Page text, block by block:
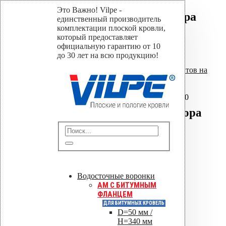
Это Важно! Vilpe -
единственный производитель
комплектации плоской кровли,
который предоставляет
официальную гарантию от 10
до 30 лет на всю продукцию!
Водосточные воронки
AM C БИТУМНЫМ
ФЛАНЦЕМ
ДЛЯ БИТУМНЫХ КРОВЕЛЬ
D=50 мм /
H=340 мм
Уплотнитель парозатвора
HT-110
Home
Магазин
Уплотнители проходных элементов на
плоских кровлях,Уплотнители
парозатвора
Уплотнитель парозатвора HT-110
Уплотнитель парозатвора
HT-110
Сохранить PDF
Оставить заявку